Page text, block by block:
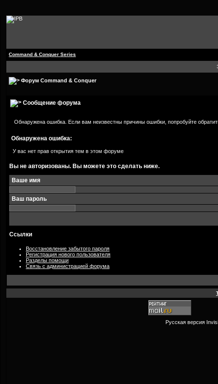
Command & Conquer Series
Форум Command & Conquer
Сообщение форума
Обнаружена ошибка. Если вам неизвестны причины ошибки, попробуйте
Обнаружена ошибка:
У вас нет прав открытия тем в этом форуме
Вы не авторизованы. Вы можете это сделать ниже.
Ваше имя
Ваш пароль
Ссылки
Восстановление забытого пароля
Регистрация нового пользователя
Разделы помощи
Связь с администрацией форума
Русская версия